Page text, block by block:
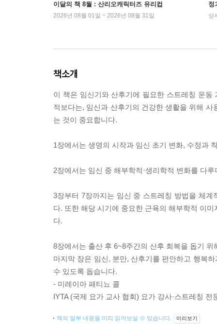
이달의 책 8월 : 산리오캐릭터즈 유리컵
2026년 08월 01일 ~ 2026년 08월 31일
정
상
책소개
이 책은 임신기와 산후기에 필요한 스트레칭 운
적보다는, 임신과 산후기의 건강한 생활을 위해
는 것이 중요합니다.
1장에서는 생명의 시작과 임신 초기 변화, 수정과
2장에서는 임신 중 해부학적·생리학적 변화를 다
3장부터 7장까지는 임신 중 스트레칭 방법을 체
다. 또한 해당 시기에 중요한 근육의 해부학적 이
다.
8장에서는 출산 후 6~8주간의 산후 회복을 돕기
마지막 장은 임신, 분만, 산후기를 편안하고 행복
수 있도록 돕습니다.
- 미레이아 패티뇨 콜
IYTA (국제 요가 교사 협회) 요가 강사·스트레칭 전
책의 일부 내용을 미리 읽어보실 수 있습니다. 미리보기